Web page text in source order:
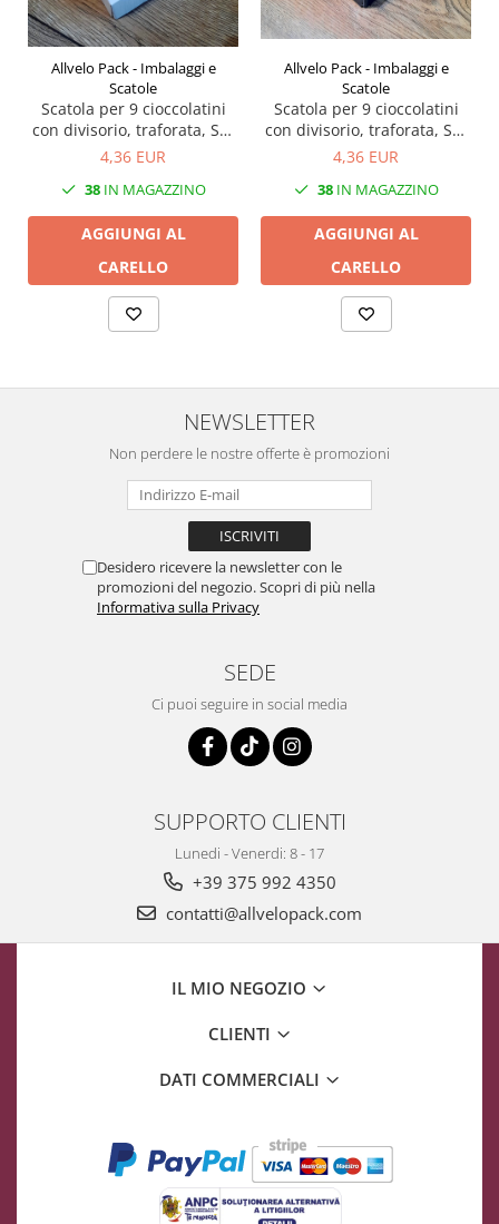
Allvelo Pack - Imbalaggi e
Scatole
Scatola per 9 cioccolatini
con divisorio, traforata, Set
5 Pezzi, Codice P5- Bianco
4,36 EUR
38IN MAGAZZINO
AGGIUNGI AL
CARELLO
Allvelo Pack - Imbalaggi e
Scatole
Scatola per 9 cioccolatini
con divisorio, traforata, Set
5 Pezzi, P5- Nero
4,36 EUR
38IN MAGAZZINO
AGGIUNGI AL
CARELLO
NEWSLETTER
Non perdere le nostre offerte è promozioni
Desidero ricevere la newsletter con le
promozioni del negozio. Scopri di più nella
Informativa sulla Privacy
SEDE
Ci puoi seguire in social media
SUPPORTO CLIENTI
Lunedi - Venerdi: 8 - 17
+39 375 992 4350
contatti@allvelopack.com
IL MIO NEGOZIO
CLIENTI
DATI COMMERCIALI